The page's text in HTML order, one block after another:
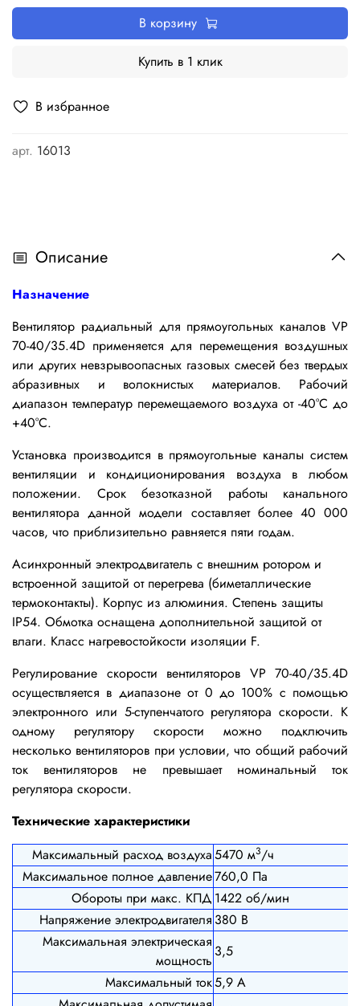
В избранное
арт. 16013
В корзину
Купить в 1 клик
Описание
Назначение
Вентилятор радиальный для прямоугольных каналов VP
70-40/35.4D применяется для перемещения воздушных
или других невзрывоопасных газовых смесей без твердых
абразивных и волокнистых материалов. Рабочий
диапазон температур перемещаемого воздуха от -40°С до
+40°С.
Установка производится в прямоугольные каналы систем
вентиляции и кондиционирования воздуха в любом
положении. Срок безотказной работы канального
вентилятора данной модели составляет более 40 000
часов, что приблизительно равняется пяти годам.
Асинхронный электродвигатель с внешним ротором и
встроенной защитой от перегрева (биметаллические
термоконтакты). Корпус из алюминия. Степень защиты
IP54. Обмотка оснащена дополнительной защитой от
влаги. Класс нагревостойкости изоляции F.
Регулирование скорости вентиляторов VP 70-40/35.4D
осуществляется в диапазоне от 0 до 100% с помощью
электронного или 5-ступенчатого регулятора скорости. К
одному регулятору скорости можно подключить
несколько вентиляторов при условии, что общий рабочий
ток вентиляторов не превышает номинальный ток
регулятора скорости.
Технические характеристики
Максимальный расход воздуха5470 м3/ч
Максимальное полное давление760,0 Па
Обороты при макс. КПД 1422 об/мин
Напряжение электродвигателя 380 В
Максимальная электрическая
мощность
3,5
Максимальный ток5,9 А